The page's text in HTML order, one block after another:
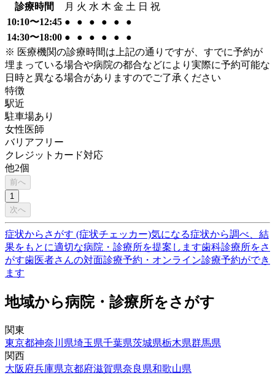
診療時間
月 火 水 木 金 土 日 祝
10:10〜12:45 ● ● ● ● ●
●
14:30〜18:00 ● ● ● ● ●
●
※ 医療機関の診療時間は上記の通りですが、すでに予約が
埋まっている場合や病院の都合などにより実際に予約可能な
日時と異なる場合がありますのでご了承ください
特徴
駅近
駐車場あり
女性医師
バリアフリー
クレジットカード対応
他2個
前へ
1
次へ
症状からさがす (症状チェッカー)気になる症状から調べ、結
果をもとに適切な病院・診療所を提案します歯科診療所をさ
がす歯医者さんの対面診療予約・オンライン診療予約ができ
ます
地域から病院・診療所をさがす
関東
東京都神奈川県埼玉県千葉県茨城県栃木県群馬県
関西
大阪府兵庫県京都府滋賀県奈良県和歌山県